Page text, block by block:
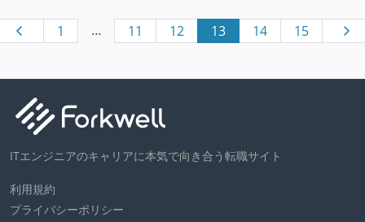
1 … 11 12 13 14 15
ITエンジニアのキャリアに本気で向き合う転職サイト
利用規約
プライバシーポリシー